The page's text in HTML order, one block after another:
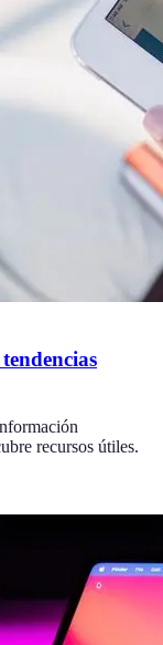
recursos útiles.